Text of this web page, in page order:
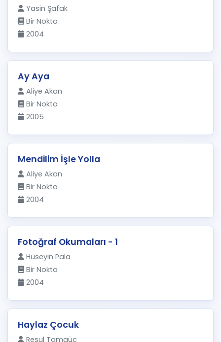
Yasin Şafak
Bir Nokta
2004
Ay Aya
Aliye Akan
Bir Nokta
2005
Mendilim İşle Yolla
Aliye Akan
Bir Nokta
2004
Fotoğraf Okumaları - 1
Hüseyin Pala
Bir Nokta
2004
Haylaz Çocuk
Resul Tamgüç